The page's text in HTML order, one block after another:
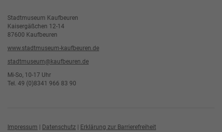
Stadtmuseum Kaufbeuren
Kaisergäßchen 12-14
87600 Kaufbeuren
www.stadtmuseum-kaufbeuren.de
stadtmuseum@kaufbeuren.de
Mi-So, 10-17 Uhr
Tel. 49 (0)8341 966 83 90
Impressum | Datenschutz | Erklärung zur Barrierefreiheit